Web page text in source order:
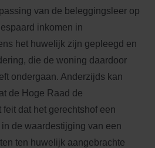
van de beleggingsleer op
inkomen in
het huwelijk zijn gepleegd en
die de woning daardoor
ondergaan. Anderzijds kan
de Hoge Raad de
dat het gerechtshof een
de waardestijging van een
ten huwelijk aangebrachte